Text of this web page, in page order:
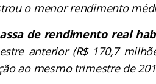
o menor rendimento
de rendimento real
anterior (R$ 170,7
ao mesmo trimestre de